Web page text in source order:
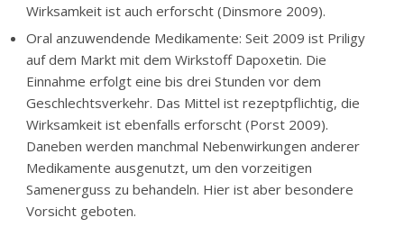
Wirksamkeit ist auch erforscht (Dinsmore 2009).
Oral anzuwendende Medikamente: Seit 2009 ist Priligy
auf dem Markt mit dem Wirkstoff Dapoxetin. Die
Einnahme erfolgt eine bis drei Stunden vor dem
Geschlechtsverkehr. Das Mittel ist rezeptpflichtig, die
Wirksamkeit ist ebenfalls erforscht (Porst 2009).
Daneben werden manchmal Nebenwirkungen anderer
Medikamente ausgenutzt, um den vorzeitigen
Samenerguss zu behandeln. Hier ist aber besondere
Vorsicht geboten.